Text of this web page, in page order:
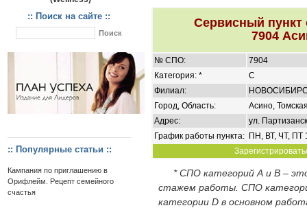
:: Поиск на сайте ::
:: Популярные статьи ::
Кампания по приглашению в
Орифлейм. Рецепт семейного
счастья
Сервисный
7904
№ СПО:
7904
Категория: *
C
Филиал:
Город, Область:
Асино,
Адрес:
ул.
График работы пункта: ПН, ВТ, ЧТ, ПТ
* СПО категорий А и В –
стажем работы. СПО
категории D в основном